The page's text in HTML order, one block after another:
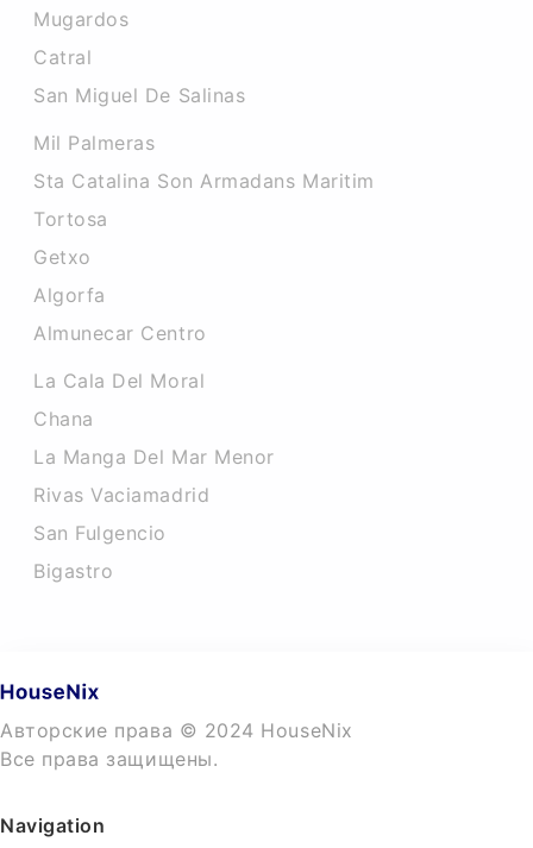
Mugardos
Catral
San Miguel De Salinas
Mil Palmeras
Sta Catalina Son Armadans Maritim
Tortosa
Getxo
Algorfa
Almunecar Centro
La Cala Del Moral
Chana
La Manga Del Mar Menor
Rivas Vaciamadrid
San Fulgencio
Bigastro
Авторские права © 2024 HouseNix
Все права защищены.
Navigation